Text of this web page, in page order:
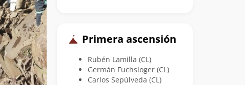
Primera ascensión
Rubén Lamilla (CL)
Germán Fuchsloger (CL)
Carlos Sepúlveda (CL)